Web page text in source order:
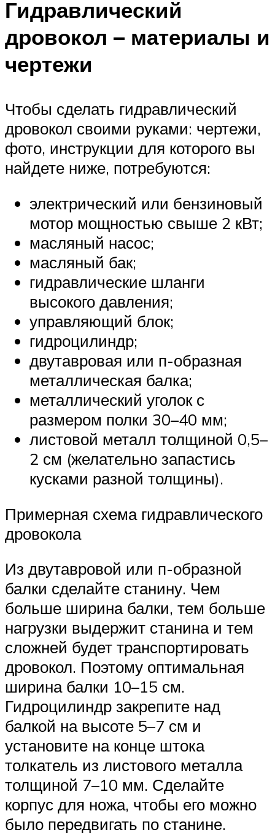
Гидравлический
дровокол – материалы и
чертежи
Чтобы сделать гидравлический
дровокол своими руками: чертежи,
фото, инструкции для которого вы
найдете ниже, потребуются:
электрический или бензиновый
мотор мощностью свыше 2 кВт;
масляный насос;
масляный бак;
гидравлические шланги
высокого давления;
управляющий блок;
гидроцилиндр;
двутавровая или п-образная
металлическая балка;
металлический уголок с
размером полки 30–40 мм;
листовой металл толщиной 0,5–
2 см (желательно запастись
кусками разной толщины).
Примерная схема гидравлического
дровокола
Из двутавровой или п-образной
балки сделайте станину. Чем
больше ширина балки, тем больше
нагрузки выдержит станина и тем
сложней будет транспортировать
дровокол. Поэтому оптимальная
ширина балки 10–15 см.
Гидроцилиндр закрепите над
балкой на высоте 5–7 см и
установите на конце штока
толкатель из листового металла
толщиной 7–10 мм. Сделайте
корпус для ножа, чтобы его можно
было передвигать по станине.